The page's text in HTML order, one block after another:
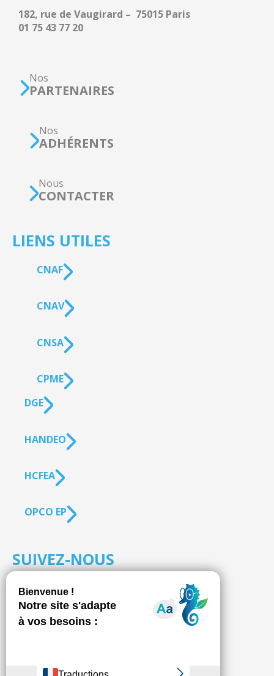
182, rue de Vaugirard – 75015 Paris
01 75 43 77 20
Nos
PARTENAIRES
Nos
ADHÉRENTS
Nous
CONTACTER
LIENS UTILES
CNAF
CNAV
CNSA
CPME
DGE
HANDEO
HCFEA
OPCO EP
SUIVEZ-NOUS